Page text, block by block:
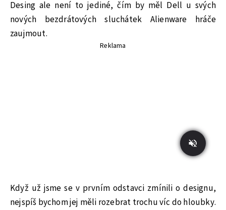
Desing ale není to jediné, čím by měl Dell u svých
nových bezdrátových sluchátek Alienware hráče
zaujmout.
Reklama
Když už jsme se v prvním odstavci zmínili o designu,
nejspíš bychom jej měli rozebrat trochu víc do hloubky.